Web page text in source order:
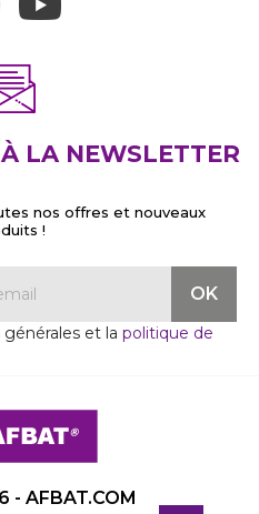
LA NEWSLETTER
nos offres et nouveaux
!
et la politique de
- AFBAT.COM